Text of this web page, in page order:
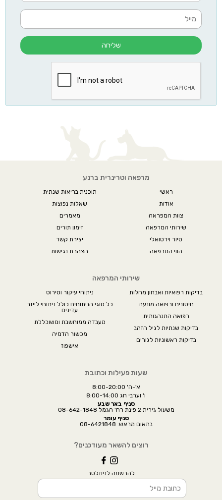
שליחה
מרפאה וטרינרית ברנע
ראשי
אודות
צוות המפראה
שירותי המרפאה
סיור וירטואלי
הווי המרפאה
תוכנית בריאות שנתית
שאלות נפוצות
מאמרים
זימון תורים
יצירת קשר
הצהרת נגישות
שירותי המרפאה
בדיקות רפואיות ואבחון מחלות
חיסונים ורפואה מונעת
רפואה התנהגותית
בדיקות שנתיות לגיל הזהב
בדיקות ראשוניות לגורים
ניתוחי עיקור וסירוס
כל סוגי הניתוחים כולל ניתוחי לייזר
עדינים
מעבדה ממוחשבת ומשוכללת
מכשור הדמיה
אישפוז
שעות פעילות וכתובת
א'-ה' 8:00-20:00
ו' וערבי חג 8:00-14:00
סניף באר שבע
משעול גירית 2 פינת רח' הגמל 08-642-1848
סניף עומר
בתאום מראש: 08-6421848
רוצים להשאר מעודכנים?
להרשמה לניוזלטר